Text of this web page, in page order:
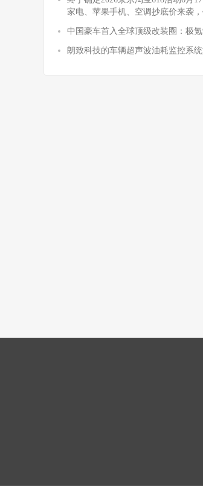
家电、苹果手机、空调抄底价来袭，
中国豪车首入全球顶级改装圈：极
朗致科技的车辆超声波油耗监控系